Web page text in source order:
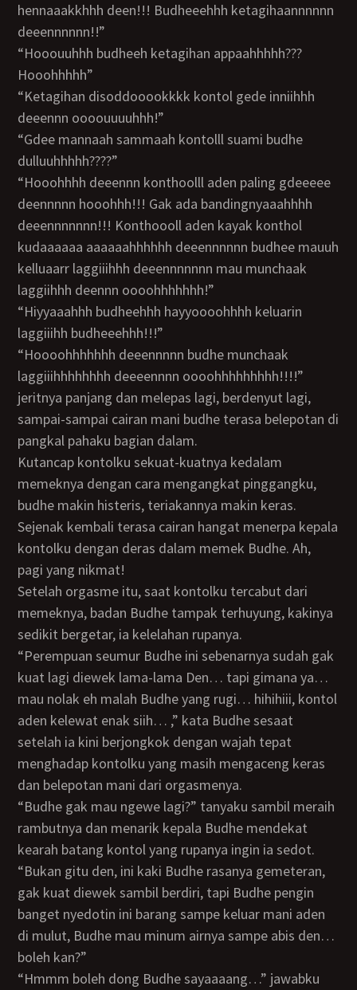
hennaaakkhhh deen!!! Budheeehhh ketagihaannnnnn
deeennnnnn!!”
“Hooouuhhh budheeh ketagihan appaahhhhh???
Hooohhhhh”
“ketagihan disoddooookkkk kontol gede inniihhh
deeennn oooouuuuhhh!”
“Gdee mannaah sammaah kontolll suami budhe
dulluuhhhhh????”
“Hooohhhh deeennn konthoolll aden paling gdeeeee
deennnnn hooohhh!!! Gak ada bandingnyaaahhhh
deeennnnnnn!!! Konthoooll aden kayak konthol
kudaaaaaa aaaaaahhhhhh deeennnnnn budhee mauuh
kelluaarr laggiiihhh deeennnnnnn mau munchaak
laggiihhh deennn oooohhhhhhh!”
“Hiyyaaahhh budheehhh hayyoooohhhh keluarin
laggiiihh budheeehhh!!!”
“Hoooohhhhhhh deeennnnn budhe munchaak
laggiiihhhhhhhh deeeennnn oooohhhhhhhhh!!!!”
jeritnya panjang dan melepas lagi, berdenyut lagi,
sampai-sampai cairan mani budhe terasa belepotan di
pangkal pahaku bagian dalam.
Kutancap kontolku sekuat-kuatnya kedalam
memeknya dengan cara mengangkat pinggangku,
budhe makin histeris, teriakannya makin keras.
Sejenak kembali terasa cairan hangat menerpa kepala
kontolku dengan deras dalam memek Budhe. Ah,
pagi yang nikmat!
Setelah orgasme itu, saat kontolku tercabut dari
memeknya, badan Budhe tampak terhuyung, kakinya
sedikit bergetar, ia kelelahan rupanya.
“Perempuan seumur Budhe ini sebenarnya sudah gak
kuat lagi diewek lama-lama Den… tapi gimana ya…
mau nolak eh malah Budhe yang rugi… hihihiii, kontol
aden kelewat enak siih… ,” kata Budhe sesaat
setelah ia kini berjongkok dengan wajah tepat
menghadap kontolku yang masih mengaceng keras
dan belepotan mani dari orgasmenya.
“Budhe gak mau ngewe lagi?” tanyaku sambil meraih
rambutnya dan menarik kepala Budhe mendekat
kearah batang kontol yang rupanya ingin ia sedot.
“Bukan gitu den, ini kaki Budhe rasanya gemeteran,
gak kuat diewek sambil berdiri, tapi Budhe pengin
banget nyedotin ini barang sampe keluar mani aden
di mulut, Budhe mau minum airnya sampe abis den…
boleh kan?”
“Hmmm boleh dong Budhe sayaaaang…” jawabku